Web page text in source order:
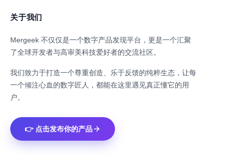
关于我们
Mergeek 不仅仅是一个数字产品发现平台，更是一个汇聚
了全球开发者与高审美科技爱好者的交流社区。
我们致力于打造一个尊重创造、乐于反馈的纯粹生态，让每
一个倾注心血的数字匠人，都能在这里遇见真正懂它的用
户。
👉 点击发布你的产品